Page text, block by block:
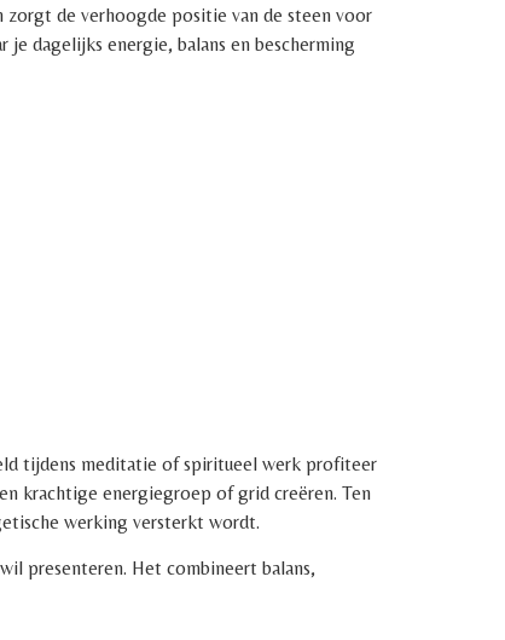
de verhoogde positie van de steen voor
dagelijks energie, balans en bescherming
tijdens meditatie of spiritueel werk profiteer
krachtige energiegroep of grid creëren. Ten
werking versterkt wordt.
presenteren. Het combineert balans,